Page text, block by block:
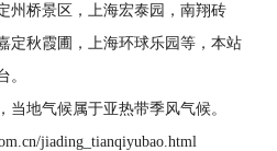
州桥景区，上海宏泰园，南翔砖
定秋霞圃，上海环球乐园等，本站
。
地气候属于亚热带季风气候。
jiading_tianqiyubao.html